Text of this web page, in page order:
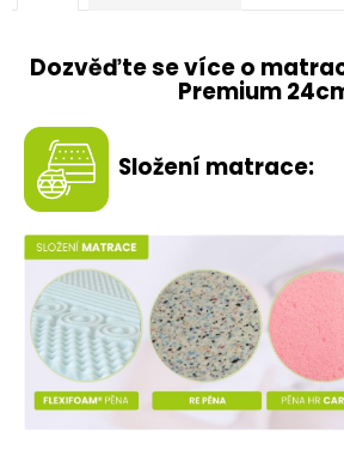
Dozvěďte se více o
Premium
Složení matrace: